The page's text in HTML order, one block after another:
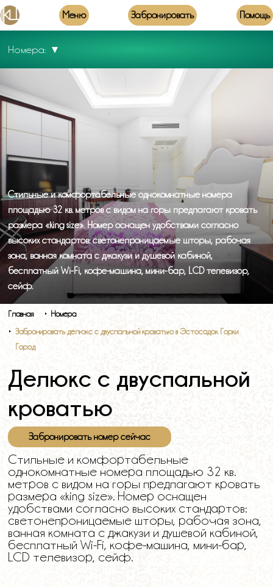
Меню Забронировать Помощь
Номера:
Стильные и комфортабельные однокомнатные номера
площадью 32 кв. метров с видом на горы предлагают кровать
размера «king size». Номер оснащен удобствами согласно
высоких стандартов: светонепроницаемые шторы, рабочая
зона, ванная комната с джакузи и душевой кабиной,
бесплатный Wi-Fi, кофе-машина, мини-бар, LCD телевизор,
сейф.
Главная Номера
Забронировать делюкс с двуспальной кроватью в Эстосадок Горки
Город
Делюкс с двуспальной
кроватью
Забронировать номер сейчас
Стильные и комфортабельные
однокомнатные номера площадью 32 кв.
метров с видом на горы предлагают кровать
размера «king size». Номер оснащен
удобствами согласно высоких стандартов:
светонепроницаемые шторы, рабочая зона,
ванная комната с джакузи и душевой кабиной,
бесплатный Wi-Fi, кофе-машина, мини-бар,
LCD телевизор, сейф.